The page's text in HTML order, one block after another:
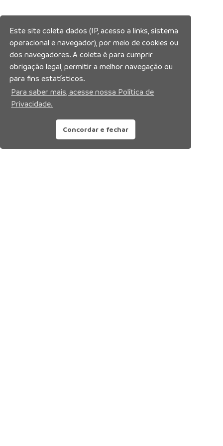
Este site coleta dados (IP, acesso a links, sistema
operacional e navegador), por meio de cookies ou
dos navegadores. A coleta é para cumprir
obrigação legal, permitir a melhor navegação ou
para fins estatísticos.
Para saber mais, acesse nossa Política de
Privacidade.
Concordar e fechar